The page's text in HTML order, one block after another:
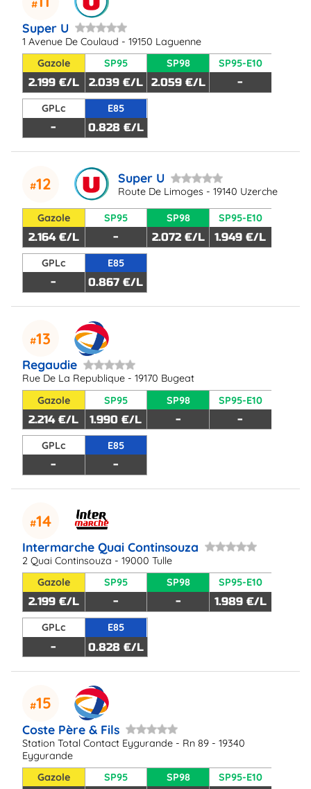
Super U
1 Avenue De Coulaud - 19150 Laguenne
Gazole
2.199 €/L
SP95
2.039 €/L
SP98
2.059 €/L
SP95-E10
-
GPLc
-
E85
0.828 €/L
12 Super U
Route De Limoges - 19140 Uzerche
Gazole
2.164 €/L
SP95
-
SP98
2.072 €/L
SP95-E10
1.949 €/L
GPLc
-
E85
0.867 €/L
13
Regaudie
Rue De La Republique - 19170 Bugeat
Gazole
2.214 €/L
SP95
1.990 €/L
SP98
-
SP95-E10
-
GPLc
-
E85
-
14
Intermarche Quai Continsouza
2 Quai Continsouza - 19000 Tulle
Gazole
2.199 €/L
SP95
-
SP98
-
SP95-E10
1.989 €/L
GPLc
-
E85
0.828 €/L
15
Coste Père & Fils
Station Total Contact Eygurande - Rn 89 - 19340
Eygurande
Gazole
SP95 SP98 SP95-E10